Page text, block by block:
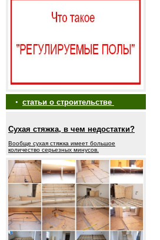
• статьи о строительстве
Сухая стяжка, в чем недостатки?
Вообще сухая стяжка имеет большое
количество серьезных минусов.